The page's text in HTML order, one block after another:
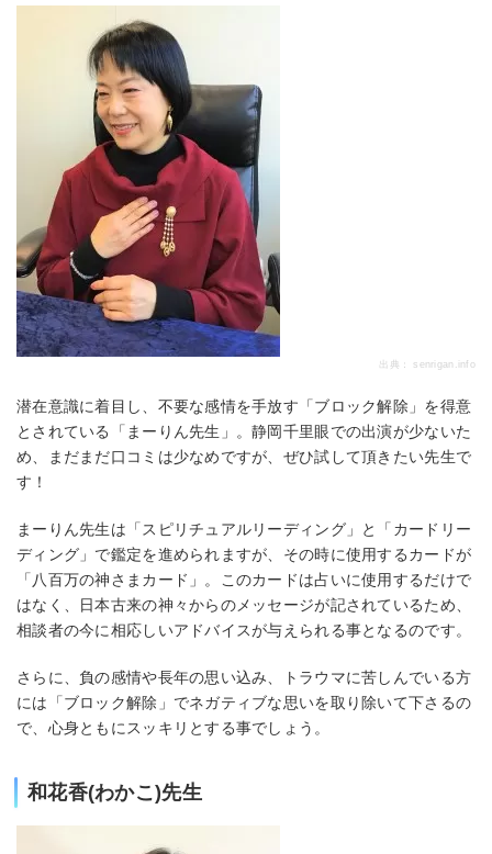
出典： senrigan.info
潜在意識に着目し、不要な感情を手放す「ブロック解除」を得意
とされている「まーりん先生」。静岡千里眼での出演が少ないた
め、まだまだ口コミは少なめですが、ぜひ試して頂きたい先生で
す！
まーりん先生は「スピリチュアルリーディング」と「カードリー
ディング」で鑑定を進められますが、その時に使用するカードが
「八百万の神さまカード」。このカードは占いに使用するだけで
はなく、日本古来の神々からのメッセージが記されているため、
相談者の今に相応しいアドバイスが与えられる事となるのです。
さらに、負の感情や長年の思い込み、トラウマに苦しんでいる方
には「ブロック解除」でネガティブな思いを取り除いて下さるの
で、心身ともにスッキリとする事でしょう。
和花香(わかこ)先生